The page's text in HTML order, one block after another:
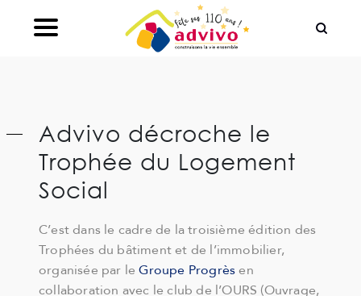
Advivo décroche le
Trophée du Logement
Social
C’est dans le cadre de la troisième édition des
Trophées du bâtiment et de l’immobilier,
organisée par leGroupe Progrèsen
collaboration avec le club de l’OURS (Ouvrage,